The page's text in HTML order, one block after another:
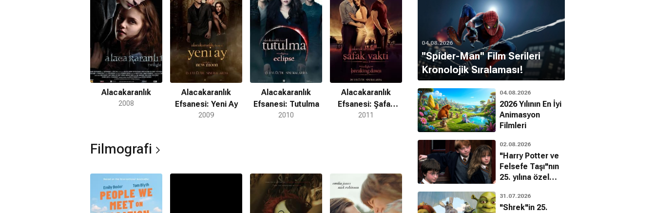
Wyck Godfrey'nin yeni projesi ne?
Gabrielle Zevin'inYarın, ve Yarın, ve Yarınadlı romanının film uyarlaması ve Stan Lee'nin
hayatını konu alan aksiyon tarzındaki biyografi filmi üzerinde çalışmaktadır.
*Bu alandaki içerikler genel bilgi vermek amacıyla sunulur. Doğruluğu ve güncelliği garanti edilmemektedir.
(15.04.2026)
Alacakaranlık
2008
Alacakaranlık
Efsanesi: Yeni Ay
2009
Alacakaranlık
Efsanesi: Tutulma
2010
Alacakaranlık
Efsanesi: Şafak
Vakti Bölüm 1
2011
Filmografi
04.08.2026
''Spider-Man'' Film Serileri
Kronolojik Sıralaması!
04.08.2026
2026 Yılının En İyi
Animasyon
Filmleri
02.08.2026
"Harry Potter ve
Felsefe Taşı"nın
25. yılına özel
bilinmeyenleri!
31.07.2026
"Shrek"in 25.